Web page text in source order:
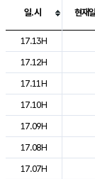
도시별 기상실황표
일.시 현재
17.13H
17.12H
17.11H
17.10H
17.09H
17.08H
17.07H